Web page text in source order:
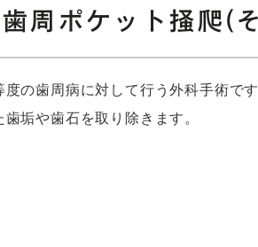
歯周ポケット掻爬(
度の歯周病に対して行う外科手術で
歯垢や歯石を取り除きます。